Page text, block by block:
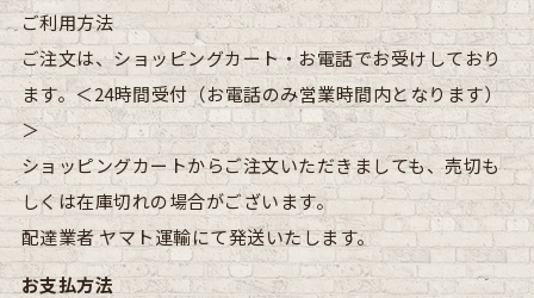
ご利用方法
ご注文は、ショッピングカート・お電話でお受けしており
ます。＜24時間受付（お電話のみ営業時間内となります）
＞
ショッピングカートからご注文いただきましても、売切も
しくは在庫切れの場合がございます。
配達業者 ヤマト運輸にて発送いたします。
お支払方法